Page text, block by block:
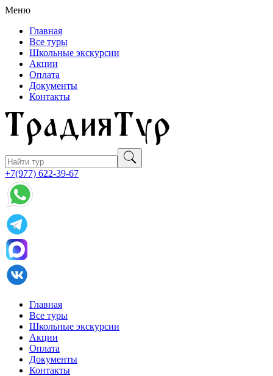
Меню
Главная
Все туры
Школьные экскурсии
Акции
Оплата
Документы
Контакты
+7(977) 622-39-67
Главная
Все туры
Школьные экскурсии
Акции
Оплата
Документы
Контакты